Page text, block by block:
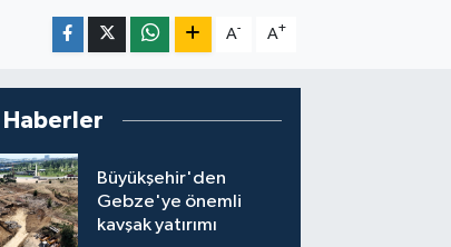
A- A+
Haberler
Büyükşehir'den
Gebze'ye önemli
kavşak yatırımı